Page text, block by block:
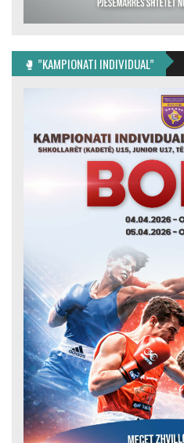
🥊 ”KAMPIONATI INDIVIDUAL”